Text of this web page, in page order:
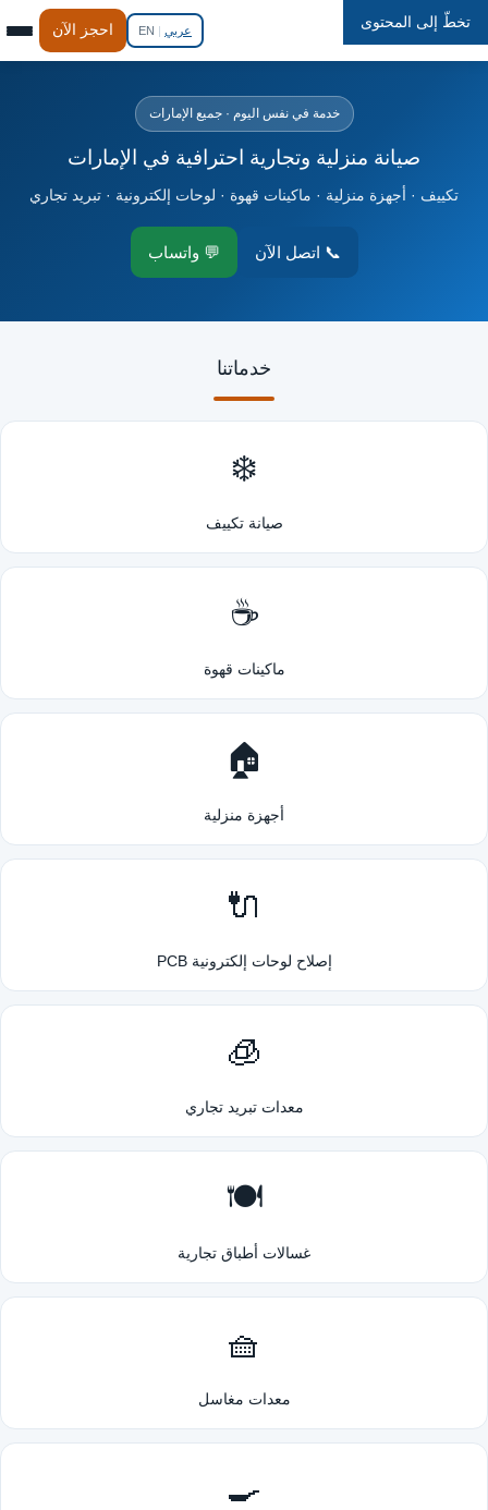
تخطّ إلى المحتوى
RepairIn Home عربي |
EN احجز الآن
خدمة في نفس اليوم · جميع الإمارات
صيانة منزلية وتجارية احترافية في الإمارات
تكييف · أجهزة منزلية · ماكينات قهوة · لوحات إلكترونية · تبريد تجاري
📞 اتصل الآن 💬 واتساب
خدماتنا
❄️
صيانة تكييف
☕
ماكينات قهوة
🏠
أجهزة منزلية
🔌
إصلاح لوحات إلكترونية PCB
🧊
معدات تبريد تجاري
🍽️
غسالات أطباق تجارية
🧺
معدات مغاسل
🍳